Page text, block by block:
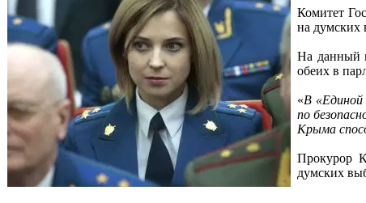
Комитет
на думских
На данный
обеих в
«В «Единой
по
Крыма
Прокурор
думских